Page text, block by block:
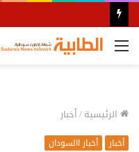
القائمة
الرئيسية/أخبار
أخبار أخبار االسودان